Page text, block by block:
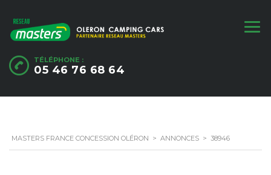
TÉLÉPHONE :
05 46 76 68 64
MASTERS FRANCE CONCESSION OLÉRON > ANNONCES > 38946